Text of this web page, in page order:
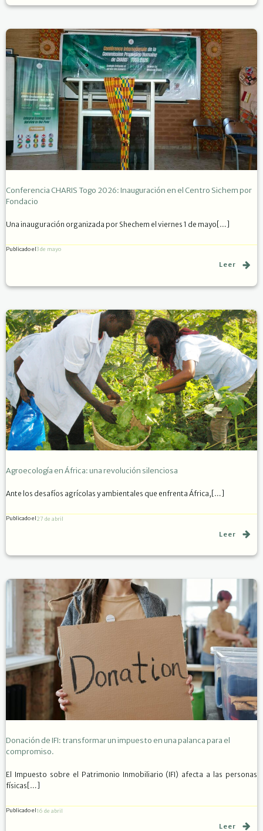
Conferencia CHARIS Togo 2026: Inauguración en el Centro Sichem por
Fondacio
Una inauguración organizada por Shechem el viernes 1 de mayo[…]
Publicado el3 de mayo
Leer
Agroecología en África: una revolución silenciosa
Ante los desafíos agrícolas y ambientales que enfrenta África,[…]
Publicado el27 de abril
Leer
Donación de IFI: transformar un impuesto en una palanca para el
compromiso.
El Impuesto sobre el Patrimonio Inmobiliario (IFI) afecta a las personas
físicas[…]
Publicado el16 de abril
Leer